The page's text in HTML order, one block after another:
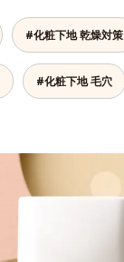
#化粧下地 乾燥対策
#化粧下地 毛穴